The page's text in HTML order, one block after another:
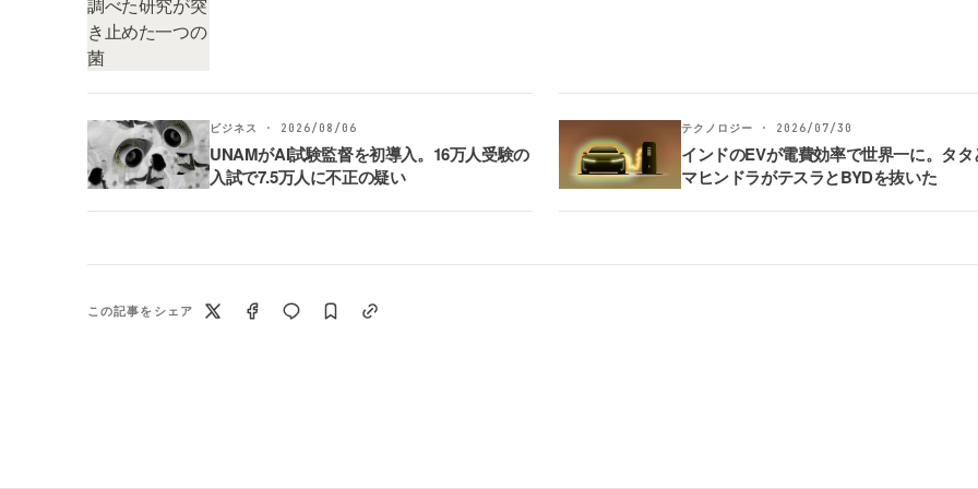
ビジネス · 2026/08/06
UNAMがAI試験監督を初導入。16万人受験の
入試で7.5万人に不正の疑い
テクノロジー · 2026/07/30
インドのEVが電費効率で世界一に。タタ
マヒンドラがテスラとBYDを抜いた
この記事をシェア